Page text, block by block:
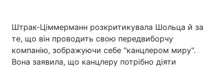
Штрак-Ціммерманн розкритикувала Шольца й за
те, що він проводить свою передвиборчу
компанію, зображуючи себе "канцлером миру".
Вона заявила, що канцлеру потрібно діяти